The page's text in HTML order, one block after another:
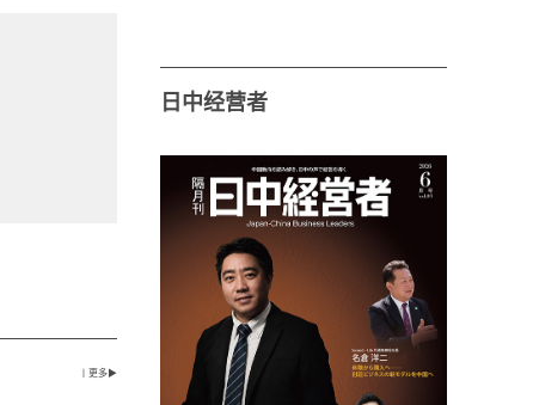
丨更多▶
日中经营者